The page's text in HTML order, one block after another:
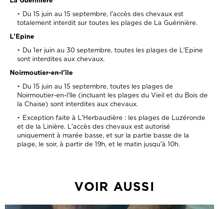
Du 15 juin au 15 septembre, l'accès des chevaux est
totalement interdit sur toutes les plages de La Guérinière.
L'Epine
Du 1er juin au 30 septembre, toutes les plages de L'Epine
sont interdites aux chevaux.
Noirmoutier-en-l'île
Du 15 juin au 15 septembre, toutes les plages de
Noirmoutier-en-l'île (incluant les plages du Vieil et du Bois de
la Chaise) sont interdites aux chevaux.
Exception faite à L'Herbaudière : les plages de Luzéronde
et de la Linière. L'accès des chevaux est autorisé
uniquement à marée basse, et sur la partie basse de la
plage, le soir, à partir de 19h, et le matin jusqu'à 10h.
VOIR AUSSI